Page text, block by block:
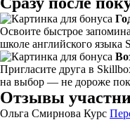
Освоите быстрое
школе английского языка
Пригласите друга в
на выбор — не дороже
Отзывы
Ольга Смирнова Курс